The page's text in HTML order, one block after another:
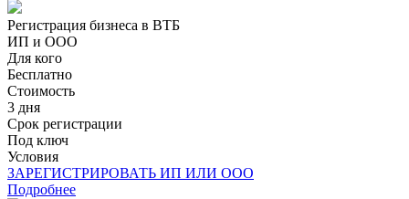
Регистрация бизнеса в ВТБ
ИП и ООО
Для кого
Бесплатно
Стоимость
3 дня
Срок регистрации
Под ключ
Условия
ЗАРЕГИСТРИРОВАТЬ ИП ИЛИ ООО
Подробнее